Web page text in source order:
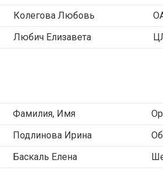
Колегова Любовь
Любич Елизавета
Фамилия, Имя
Подлинова Ирина
Баскаль Елена